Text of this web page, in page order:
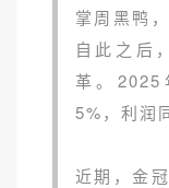
掌周黑鸭
自此之后
革。
5%，利润
近期，金